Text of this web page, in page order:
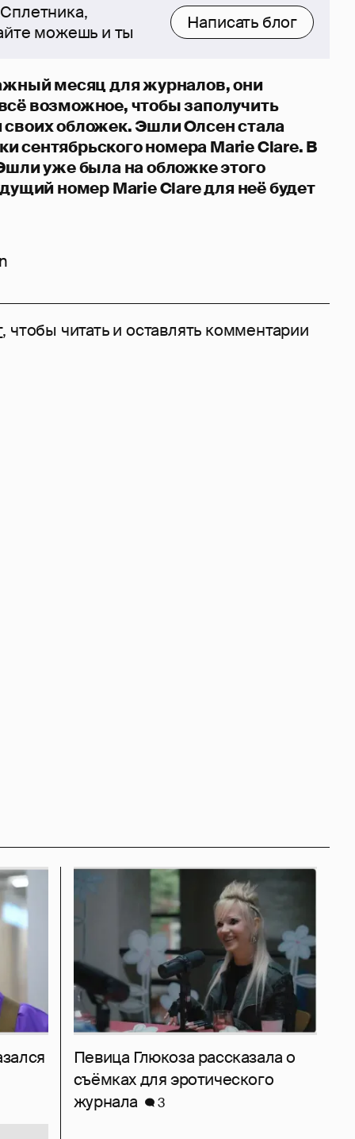
можешь и ты
Написать блог
месяц для журналов, они
возможное, чтобы заполучить
обложек. Эшли Олсен стала
сентябрьского номера Marie Clare. В
уже была на обложке этого
номер Marie Clare для неё будет
, чтобы читать и оставлять комментарии
Певица Глюкоза рассказала о
съёмках для эротического
журнала
3